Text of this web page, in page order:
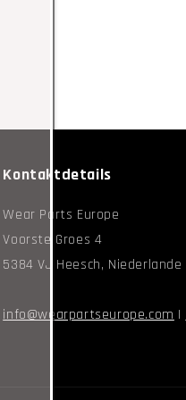
Kontaktdetails
Wear Parts Europe
Voorste Groes 4
5384 VJ Heesch, Niederlande
info@wearpartseurope.com |